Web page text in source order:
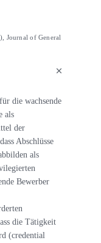
Journal of General
die wachsende
als
der
Abschlüsse
als
Bewerber
die Tätigkeit
(credential